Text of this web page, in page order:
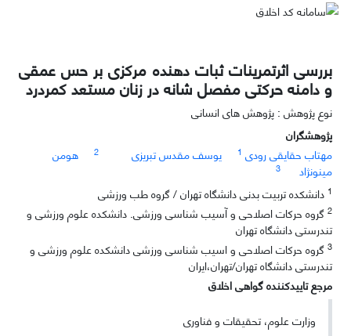
بررسی اثرتمرینات ثبات دهنده مرکزی بر حس عمقی
و دامنه حرکتی مفصل شانه در زنان مستعد کمردرد
نوع پژوهش : پژوهش های انسانی
پژوهشگران
مهتاب حقایقی رودی 1 یوسف مقدس تبریزی 2
هومن
مینونژاد
3
1 دانشکده تربیت بدنی دانشگاه تهران / گروه طب ورزشی
2 گروه حرکات اصلاحی و آسیب شناسی ورزشی. دانشکده علوم ورزشی و
تندرستی دانشگاه تهران
3 گروه حرکات اصلاحی و اسیب شناسی ورزشی دانشکده علوم ورزشی و
تندرستی دانشگاه تهران/تهران،ایران
مرجع تاییدکننده گواهی اخلاق
وزارت علوم، تحقیقات و فناوری